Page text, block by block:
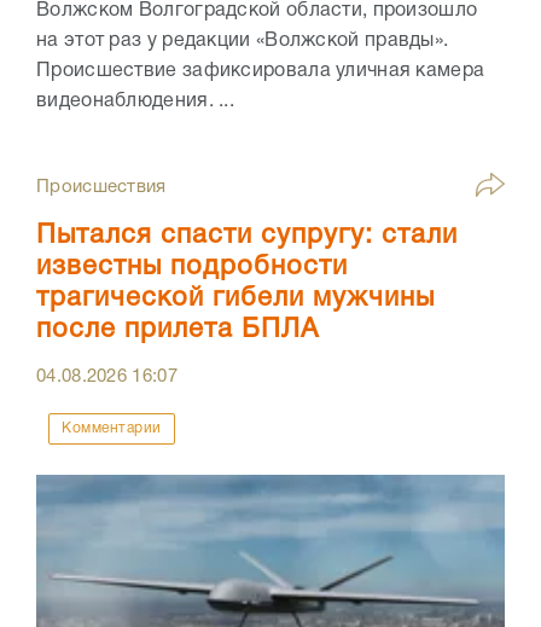
Волжском Волгоградской области, произошло
на этот раз у редакции «Волжской правды».
Происшествие зафиксировала уличная камера
видеонаблюдения. ...
Происшествия
Пытался спасти супругу: стали
известны подробности
трагической гибели мужчины
после прилета БПЛА
04.08.2026 16:07
Комментарии